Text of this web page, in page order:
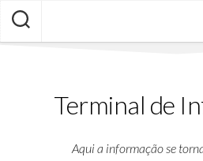
Skip
content
Terminal de
Aqui a informação se